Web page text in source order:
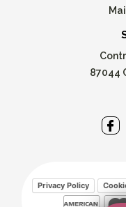
87044
Privacy Policy